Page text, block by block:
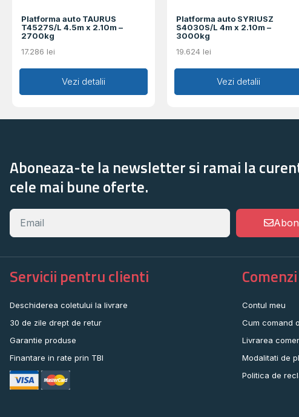
Platforma auto TAURUS
T4527S/L 4.5m x 2.10m –
2700kg
17.286 lei
Adaugă în coș
Vezi detalii
Platforma auto SYRIUSZ
S4030S/L 4m x 2.10m –
3000kg
19.624 lei
Adaugă în coș
Vezi detalii
Aboneaza-te la newsletter si ramai la
cele mai bune oferte.
Servicii pentru clienti
Deschiderea coletului la livrare
30 de zile drept de retur
Garantie produse
Finantare in rate prin TBI
Contul meu
Cum comand
Livrarea
Modalitati de
Politica de